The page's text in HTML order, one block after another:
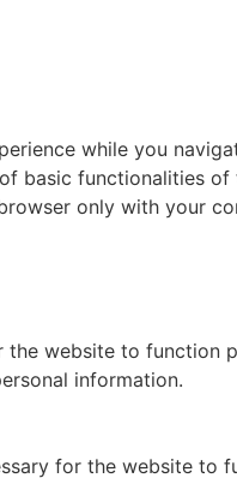
while you
basic functionalities
only with your
website to
information.
for the website to